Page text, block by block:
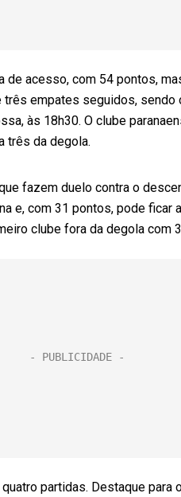
de acesso, com 54 pontos,
empates seguidos, sendo
às 18h30. O clube
três da degola.
fazem duelo contra o
e, com 31 pontos, pode
clube fora da degola com
partidas. Destaque